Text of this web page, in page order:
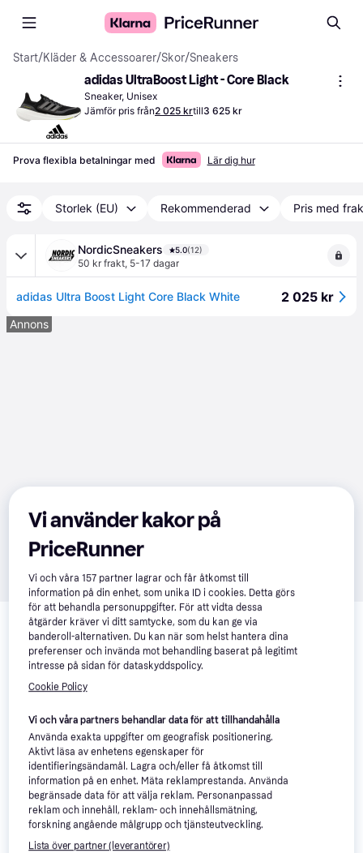
Start/Kläder & Accessoarer/Skor/Sneakers
adidas UltraBoost Light - Core Black
Sneaker, Unisex
Jämför pris från2 025 krtill3 625 kr
Prova flexibla betalningar med Lär dig hur
Storlek (EU) Rekommenderad Pris med
NordicSneakers 5.0(12)
50 kr frakt, 5-17 dagar
adidas Ultra Boost Light Core Black White 2 025 kr
Annons
Om produkten
Lägsta pris på adidas UltraBoost Light - Core Black
2 025 kr, vilket är det billigaste priset just nu hos 1
butik.
adidas Skor
adidas Sneakers
Specifikationer
Vi använder kakor på
PriceRunner
Vi och våra157 partner lagrar och får åtkomst till
information på din enhet, som unika ID i cookies. Detta görs
för att behandla personuppgifter. För att vidta dessa
åtgärder kräver vi ditt samtycke, som du kan ge via
banderoll-alternativen. Du kan när som helst hantera dina
preferenser och invända mot behandling baserat på legitimt
intresse på sidan för dataskyddspolicy.
Cookie Policy
Vi och våra partners behandlar data för att tillhandahålla
Använda exakta uppgifter om geografisk positionering.
Aktivt läsa av enhetens egenskaper för
identifieringsändamål. Lagra och/eller få åtkomst till
information på en enhet. Mäta reklamprestanda. Använda
begränsade data för att välja reklam. Personanpassad
reklam och innehåll, reklam- och innehållsmätning,
forskning angående målgrupp och tjänsteutveckling.
Lista över partner (leverantörer)